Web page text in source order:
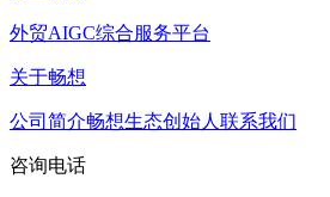
外贸AIGC综合服务平台
关于畅想
公司简介畅想生态创始人 联系我们
咨询电话